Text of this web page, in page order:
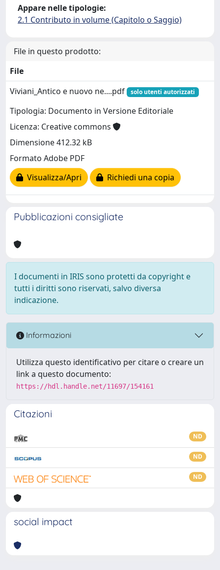
Appare nelle tipologie:
2.1 Contributo in volume (Capitolo o Saggio)
File in questo prodotto:
File
Viviani_Antico e nuovo ne....pdf
solo utenti autorizzati
Tipologia: Documento in Versione Editoriale
Licenza: Creative commons
Dimensione 412.32 kB
Formato Adobe PDF
Visualizza/Apri
Richiedi una copia
Pubblicazioni consigliate
I documenti in IRIS sono protetti da copyright e
tutti i diritti sono riservati, salvo diversa
indicazione.
Informazioni
Utilizza questo identificativo per citare o creare un
link a questo documento:
https://hdl.handle.net/11697/154161
Citazioni
ND
ND
ND
social impact